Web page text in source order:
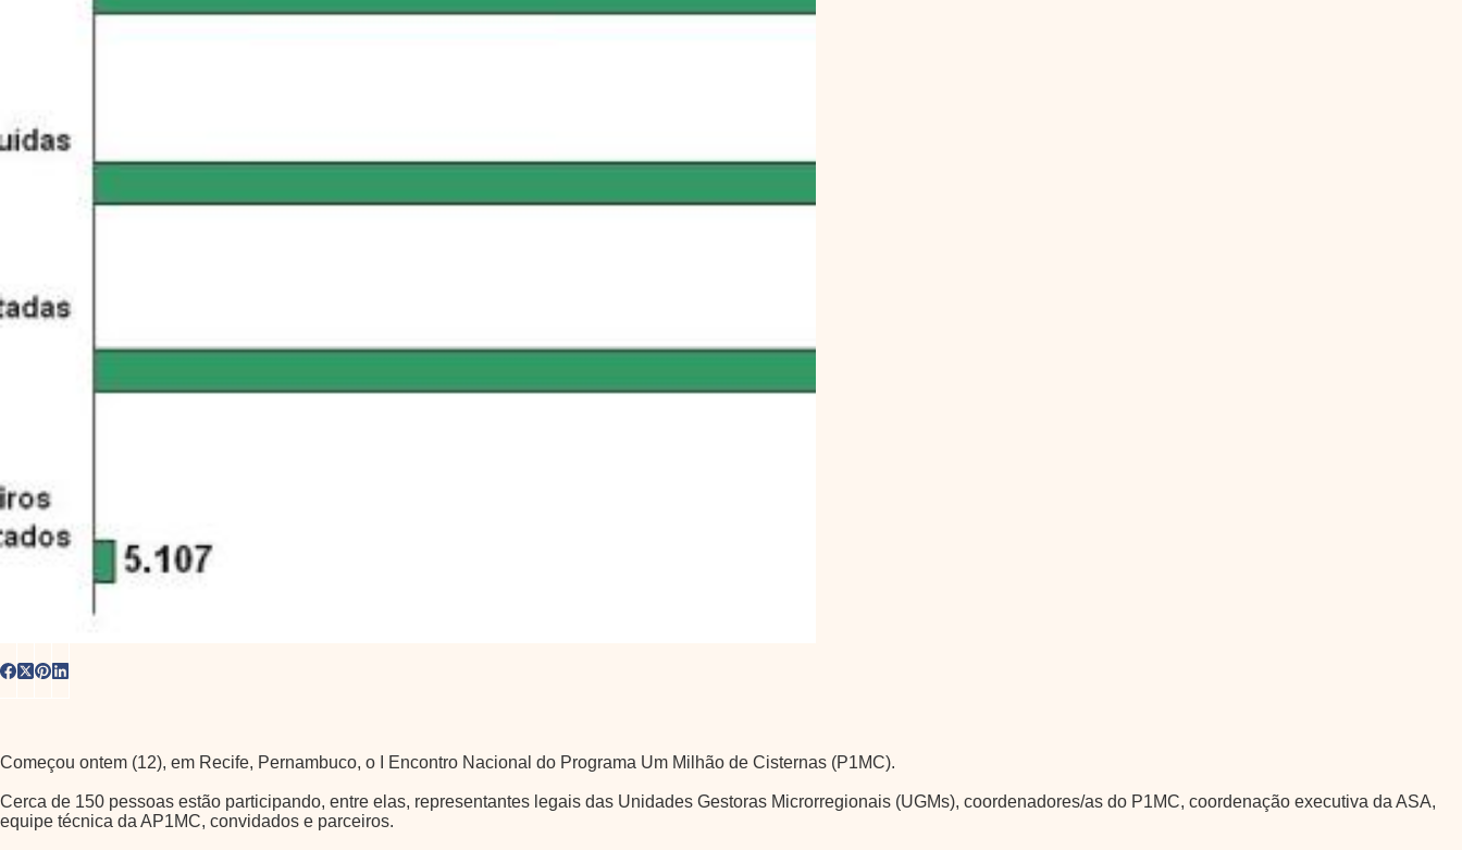
Começou ontem (12), em Recife, Pernambuco, o I Encontro Nacional do Programa Um Milhão de Cisternas (P1MC).
Cerca de 150 pessoas estão participando, entre elas, representantes legais das Unidades Gestoras Microrregionais (UGMs), coordenadores/as do P1MC, coordenação executiva da ASA,
equipe técnica da AP1MC, convidados e parceiros.